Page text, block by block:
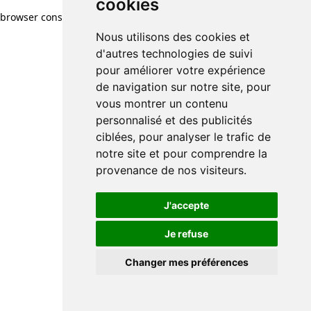
cookies
Nous utilisons des cookies et
d'autres technologies de suivi
pour améliorer votre expérience
de navigation sur notre site, pour
vous montrer un contenu
personnalisé et des publicités
ciblées, pour analyser le trafic de
notre site et pour comprendre la
provenance de nos visiteurs.
J'accepte
Je refuse
Changer mes préférences
browser console for more information)